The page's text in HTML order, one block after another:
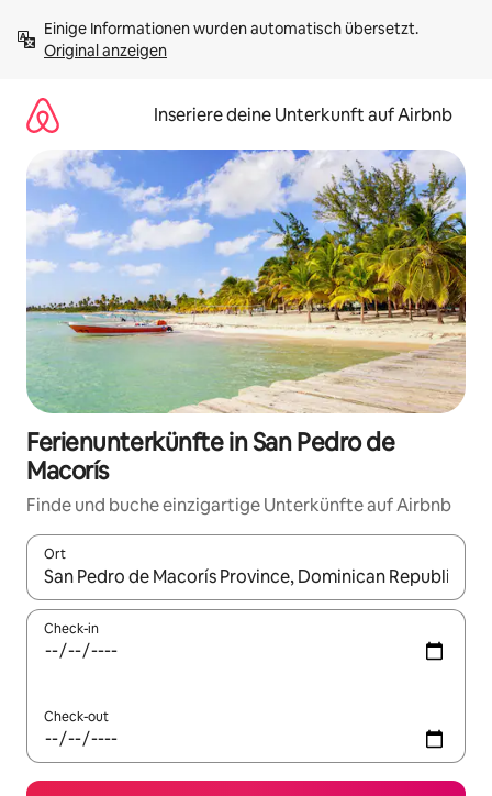
Inhalten
springenOriginal anzeigen
Inseriere deine Unterkunft auf Airbnb
Ferienunterkünfte in San Pedro de
Macorís
Finde und buche einzigartige Unterkünfte auf Airbnb
Ort
Wenn Ergebnisse verfügbar sind, navigiere mit den
Check-in
Check-out